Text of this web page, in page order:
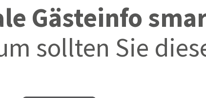
Gästeinfo
sollten Sie